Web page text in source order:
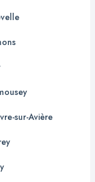
sur-Avière